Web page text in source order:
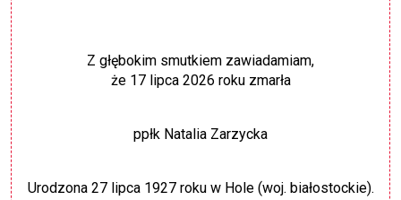
Z głębokim smutkiem zawiadamiam,
że 17 lipca 2026 roku zmarła
ppłk Natalia Zarzycka
Urodzona 27 lipca 1927 roku w Hole (woj. białostockie).